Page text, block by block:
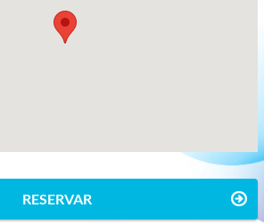
RESERVAR